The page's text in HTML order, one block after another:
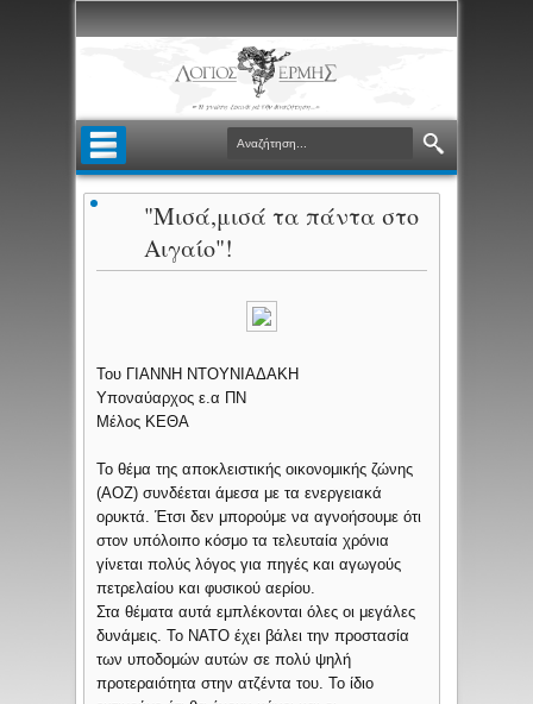
"Μισά,μισά τα πάντα στο
Αιγαίο"!
Του ΓΙΑΝΝΗ ΝΤΟΥΝΙΑΔΑΚΗ
Υποναύαρχος ε.α ΠΝ
Μέλος ΚΕΘΑ
Το θέμα της αποκλειστικής οικονομικής ζώνης
(ΑΟΖ) συνδέεται άμεσα με τα ενεργειακά
ορυκτά. Έτσι δεν μπορούμε να αγνοήσουμε ότι
στον υπόλοιπο κόσμο τα τελευταία χρόνια
γίνεται πολύς λόγος για πηγές και αγωγούς
πετρελαίου και φυσικού αερίου.
Στα θέματα αυτά εμπλέκονται όλες οι μεγάλες
δυνάμεις. Το ΝΑΤΟ έχει βάλει την προστασία
των υποδομών αυτών σε πολύ ψηλή
προτεραιότητα στην ατζέντα του. Το ίδιο